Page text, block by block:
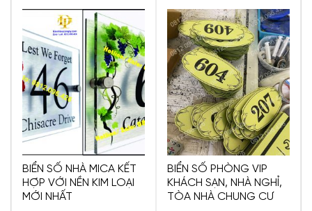
BIỂN SỐ NHÀ MICA KẾT
HỢP VỚI NỀN KIM LOẠI
MỚI NHẤT
BIỂN SỐ PHÒNG VIP
KHÁCH SẠN, NHÀ NGHỈ,
TÒA NHÀ CHUNG CƯ